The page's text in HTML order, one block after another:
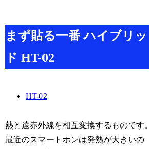
まず貼る一番 ハイブリッ
ド HT-02
HT-02
熱と遠赤外線を相互変換するものです。
最近のスマートホンは発熱が大きいの